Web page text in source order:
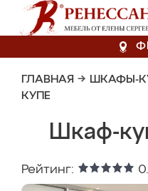
ГЛАВНАЯ → ШКАФЫ-
КУПЕ
Шкаф-
Рейтинг: